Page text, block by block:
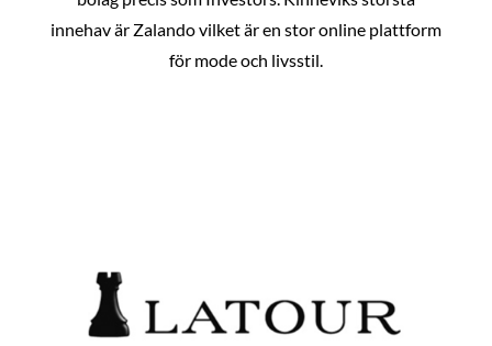
innehav är Zalando vilket är en stor online plattform
för mode och livsstil.